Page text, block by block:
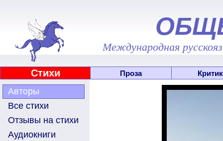
Международная
Стихи Проза
Авторы
Все стихи
Отзывы на стихи
Аудиокниги